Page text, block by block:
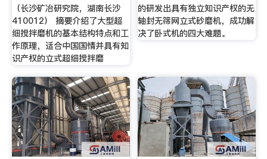
（长沙矿冶研究院，湖南长沙
410012） 摘要介绍了大型超
细搅拌磨机的基本结构特点和工
作原理，适合中国国情并具有知
识产权的立式超细搅拌磨
的研发出具有独立知识产权的无
轴封无筛网立式砂磨机，成功解
决了卧式机的四大难题。